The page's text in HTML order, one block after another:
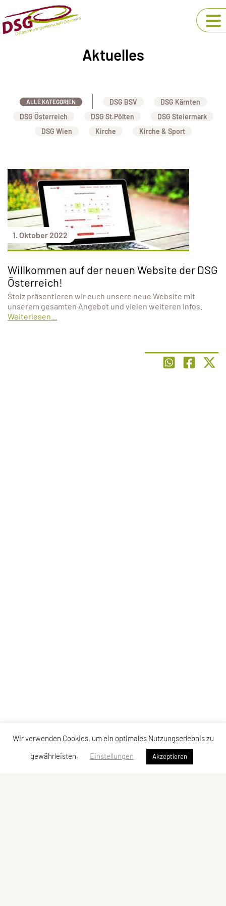
Aktuelles
ALLE KATEGORIEN DSG BSV
DSG Kärnten
DSG Österreich
DSG St.Pölten
DSG Steiermark
DSG Wien
Kirche Kirche & Sport
1. Oktober 2022
Willkommen auf der neuen Website der DSG
Österreich!
Stolz präsentieren wir euch unsere neue Website mit
unserem gesamten Angebot und vielen weiteren Infos.
Weiterlesen...
Wir verwenden Cookies, um ein optimales Nutzungserlebnis zu
gewährleisten.
Einstellungen Akzeptieren